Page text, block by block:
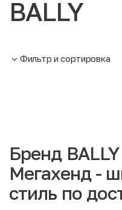
BALLY
Фильтр и сортировка
Бренд
Мегахенд -
стиль по